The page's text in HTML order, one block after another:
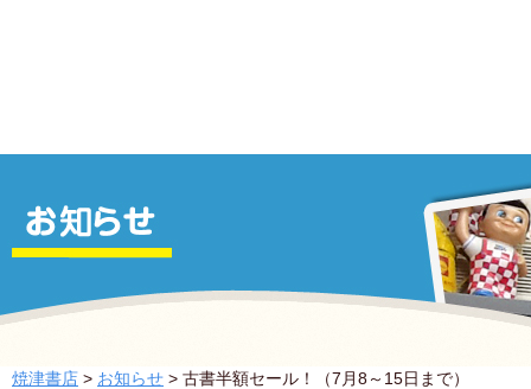
焼津書店 > お知らせ > 古書半額セール！（7月8～15日まで）